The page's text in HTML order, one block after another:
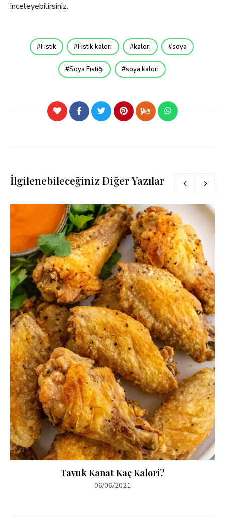
inceleyebilirsiniz.
Fıstık Fıstık kalori kalori soya
Soya Fıstığı soya kalori
İlgilenebileceğiniz Diğer Yazılar
Tavuk Kanat Kaç Kalori?
06/06/2021